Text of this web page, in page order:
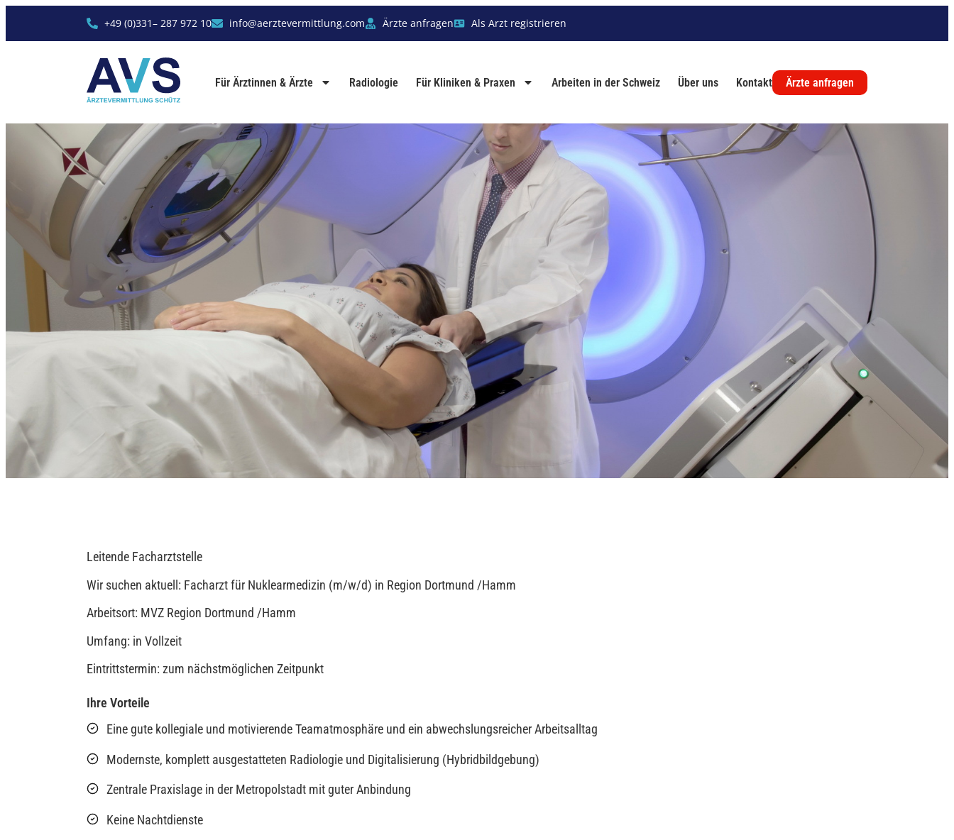
+49 (0)331– 287 972 10 info@aerztevermittlung.com Ärzte anfragen Als Arzt registrieren
Für Ärztinnen & Ärzte Radiologie Für Kliniken & Praxen Arbeiten in der Schweiz Über uns Kontakt Ärzte anfragen
Leitende Facharztstelle
Wir suchen aktuell: Facharzt für Nuklearmedizin (m/w/d) in Region Dortmund /Hamm
Arbeitsort: MVZ Region Dortmund /Hamm
Umfang: in Vollzeit
Eintrittstermin: zum nächstmöglichen Zeitpunkt
Ihre Vorteile
Eine gute kollegiale und motivierende Teamatmosphäre und ein abwechslungsreicher Arbeitsalltag
Modernste, komplett ausgestatteten Radiologie und Digitalisierung (Hybridbildgebung)
Zentrale Praxislage in der Metropolstadt mit guter Anbindung
Keine Nachtdienste